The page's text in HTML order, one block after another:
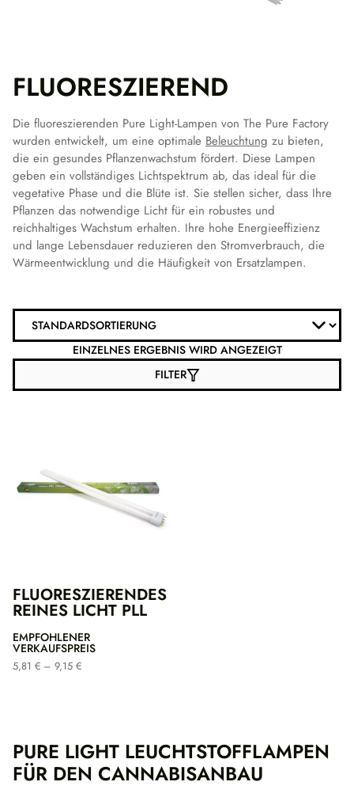
PURE LIGHT LEUCHTSTOFFLAMPEN
FÜR DEN CANNABISANBAU
FLUORESZIEREND
Die fluoreszierenden Pure Light-Lampen von The Pure Factory
wurden entwickelt, um eine optimale Beleuchtung zu bieten,
die ein gesundes Pflanzenwachstum fördert. Diese Lampen
geben ein vollständiges Lichtspektrum ab, das ideal für die
vegetative Phase und die Blüte ist. Sie stellen sicher, dass Ihre
Pflanzen das notwendige Licht für ein robustes und
reichhaltiges Wachstum erhalten. Ihre hohe Energieeffizienz
und lange Lebensdauer reduzieren den Stromverbrauch, die
Wärmeentwicklung und die Häufigkeit von Ersatzlampen.
EINZELNES ERGEBNIS WIRD ANGEZEIGT
FILTER
FLUORESZIERENDES
REINES LICHT PLL
EMPFOHLENER
VERKAUFSPREIS
5,81 € – 9,15 €Preisspanne: